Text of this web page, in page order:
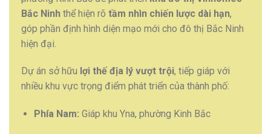
Bắc Ninh thể hiện rõ tầm nhìn chiến lược dài hạn,
góp phần định hình diện mạo mới cho đô thị Bắc Ninh
hiện đại.
Dự án sở hữu lợi thế địa lý vượt trội, tiếp giáp với
nhiều khu vực trọng điểm phát triển của thành phố:
Phía Nam: Giáp khu Yna, phường Kinh Bắc